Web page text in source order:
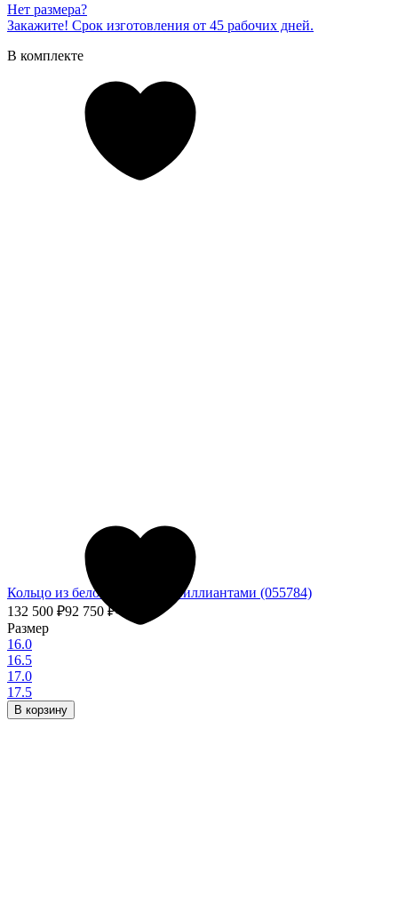
Нет размера?
Закажите! Срок изготовления от 45 рабочих дней.
В комплекте
Кольцо из белого золота с бриллиантами (055784)
132 500 ₽92 750 ₽- 30%
Размер
16.0
16.5
17.0
17.5
В корзину